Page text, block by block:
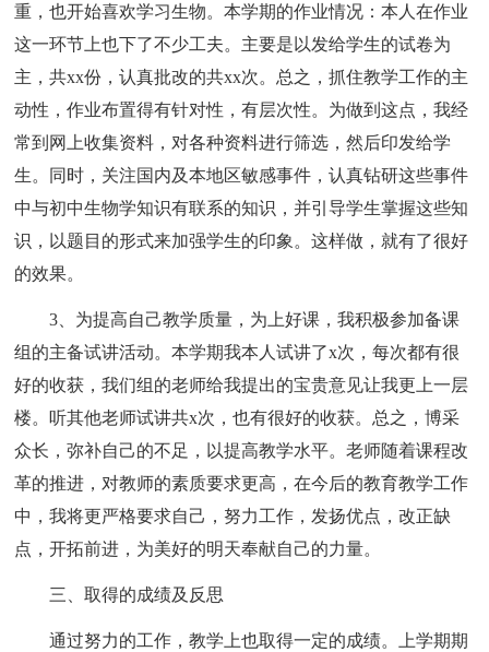
重，也开始喜欢学习生物。本学期的作业情况：本人在作业
这一环节上也下了不少工夫。主要是以发给学生的试卷为
主，共xx份，认真批改的共xx次。总之，抓住教学工作的主
动性，作业布置得有针对性，有层次性。为做到这点，我经
常到网上收集资料，对各种资料进行筛选，然后印发给学
生。同时，关注国内及本地区敏感事件，认真钻研这些事件
中与初中生物学知识有联系的知识，并引导学生掌握这些知
识，以题目的形式来加强学生的印象。这样做，就有了很好
的效果。
3、为提高自己教学质量，为上好课，我积极参加备课
组的主备试讲活动。本学期我本人试讲了x次，每次都有很
好的收获，我们组的老师给我提出的宝贵意见让我更上一层
楼。听其他老师试讲共x次，也有很好的收获。总之，博采
众长，弥补自己的不足，以提高教学水平。老师随着课程改
革的推进，对教师的素质要求更高，在今后的教育教学工作
中，我将更严格要求自己，努力工作，发扬优点，改正缺
点，开拓前进，为美好的明天奉献自己的力量。
三、取得的成绩及反思
通过努力的工作，教学上也取得一定的成绩。上学期期